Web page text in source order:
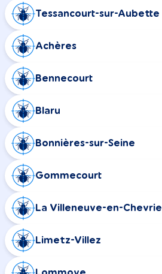
Tessancourt-sur-Aubette
Achères
Bennecourt
Blaru
Bonnières-sur-Seine
Gommecourt
La Villeneuve-en-Chevrie
Limetz-Villez